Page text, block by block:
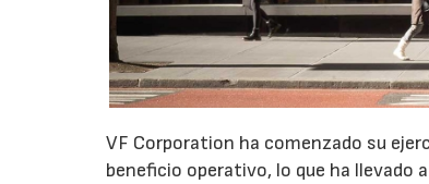
VF Corporation ha comenzado su
beneficio operativo, lo que ha llevado